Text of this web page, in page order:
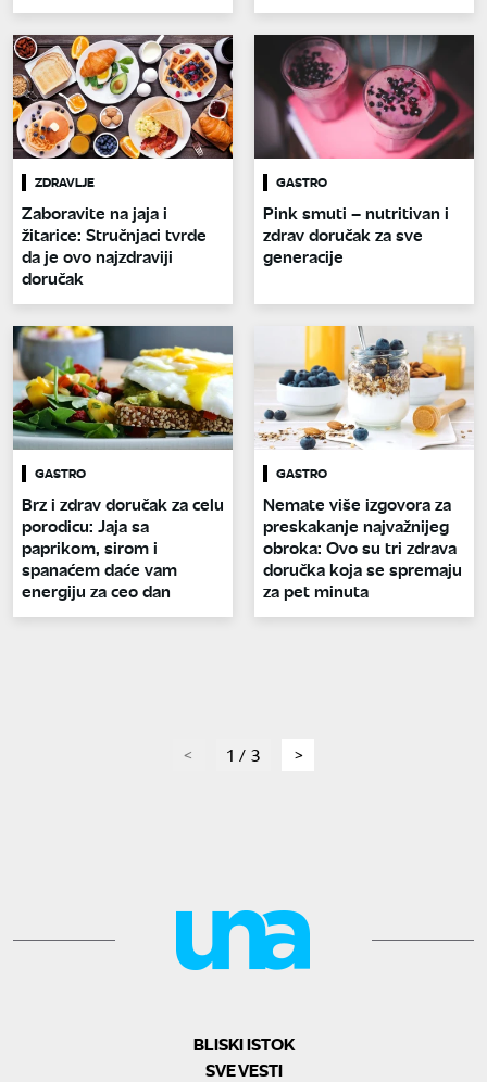
ZDRAVLJE
Zaboravite na jaja i
žitarice: Stručnjaci tvrde
da je ovo najzdraviji
doručak
GASTRO
Pink smuti – nutritivan i
zdrav doručak za sve
generacije
GASTRO
Brz i zdrav doručak za celu
porodicu: Jaja sa
paprikom, sirom i
spanaćem daće vam
energiju za ceo dan
GASTRO
Nemate više izgovora za
preskakanje najvažnijeg
obroka: Ovo su tri zdrava
doručka koja se spremaju
za pet minuta
page1 / 3 page
BLISKI ISTOK
SVE VESTI